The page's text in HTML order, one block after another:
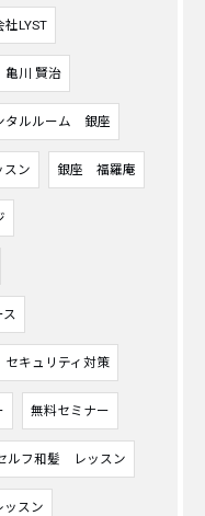
社LYST
亀川 賢治
タルルーム 銀座
ン 銀座 福羅庵
セキュリティ対策
無料セミナー
ルフ和髪 レッスン
ッスン